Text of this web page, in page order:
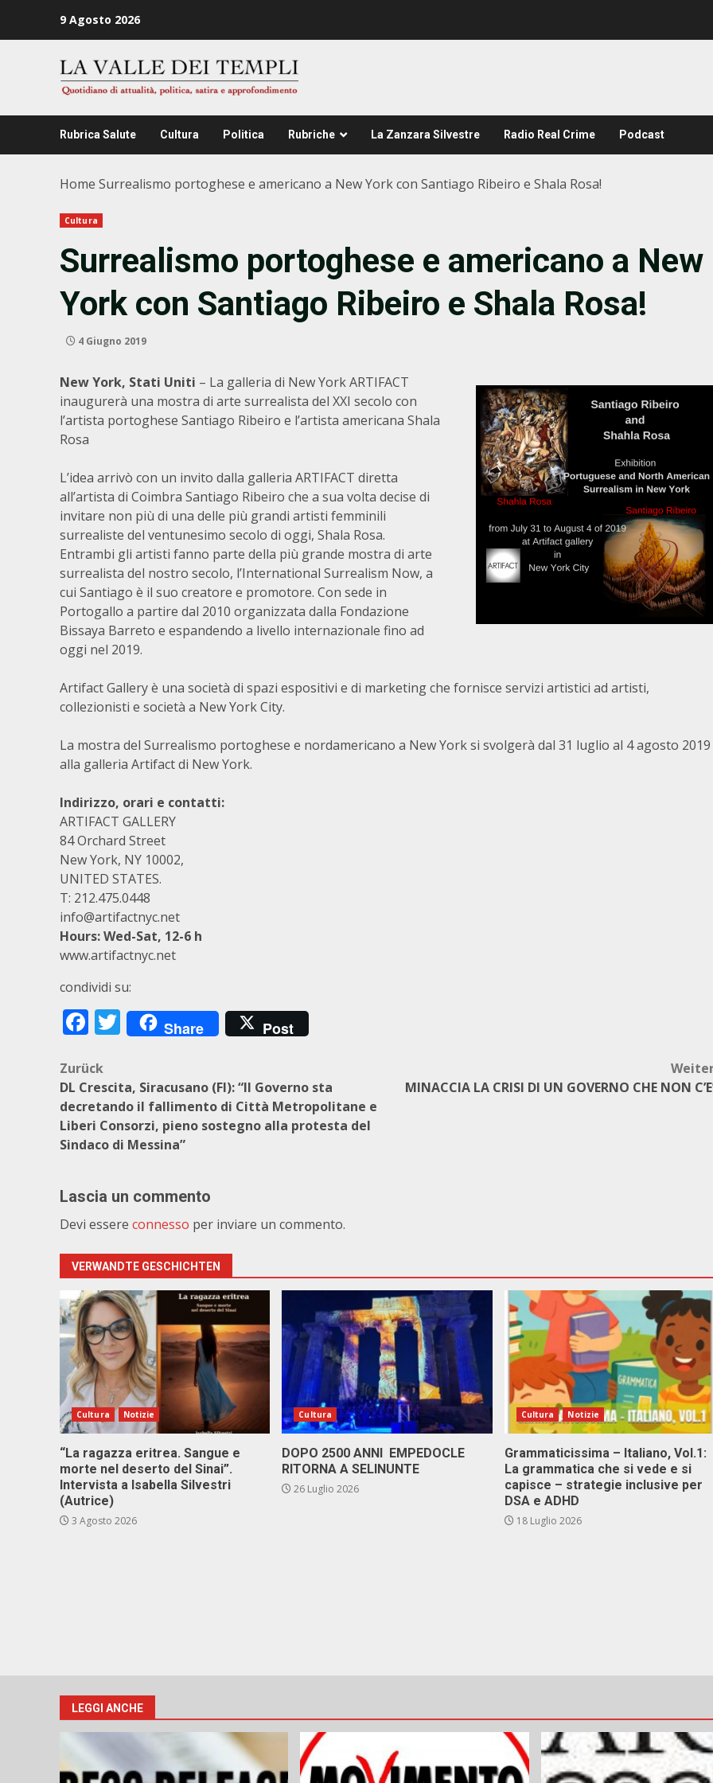
9 Agosto 2026
Rubrica Salute Cultura Politica Rubriche La Zanzara Silvestre Radio Real Crime Podcast
Home Surrealismo portoghese e americano a New York con Santiago Ribeiro e Shala Rosa!
Cultura
Surrealismo portoghese e americano a New
York con Santiago Ribeiro e Shala Rosa!
4 Giugno 2019
New York, Stati Uniti – La galleria di New York ARTIFACT
inaugurerà una mostra di arte surrealista del XXI secolo con
l’artista portoghese Santiago Ribeiro e l’artista americana Shala
Rosa
L’idea arrivò con un invito dalla galleria ARTIFACT diretta
all’artista di Coimbra Santiago Ribeiro che a sua volta decise di
invitare non più di una delle più grandi artisti femminili
surrealiste del ventunesimo secolo di oggi, Shala Rosa.
Entrambi gli artisti fanno parte della più grande mostra di arte
surrealista del nostro secolo, l’International Surrealism Now, a
cui Santiago è il suo creatore e promotore. Con sede in
Portogallo a partire dal 2010 organizzata dalla Fondazione
Bissaya Barreto e espandendo a livello internazionale fino ad
oggi nel 2019.
Artifact Gallery è una società di spazi espositivi e di marketing che fornisce servizi artistici ad artisti,
collezionisti e società a New York City.
La mostra del Surrealismo portoghese e nordamericano a New York si svolgerà dal 31 luglio al 4 agosto 2019
alla galleria Artifact di New York.
Indirizzo, orari e contatti:
ARTIFACT GALLERY
84 Orchard Street
New York, NY 10002,
UNITED STATES.
T: 212.475.0448
info@artifactnyc.net
Hours: Wed-Sat, 12-6 h
www.artifactnyc.net
condividi su:
Facebook
Twitter
Share Post
Beitragsnavigation
Zurück
DL Crescita, Siracusano (FI): “Il Governo sta
decretando il fallimento di Città Metropolitane e
Liberi Consorzi, pieno sostegno alla protesta del
Sindaco di Messina”
MINACCIA LA CRISI DI UN GOVERNO CHE NON
Lascia un commento
Devi essere connesso per inviare un commento.
VERWANDTE GESCHICHTEN
Cultura Notizie
“La ragazza eritrea. Sangue e
morte nel deserto del Sinai”.
Intervista a Isabella Silvestri
(Autrice)
3 Agosto 2026
Cultura
DOPO 2500 ANNI EMPEDOCLE
RITORNA A SELINUNTE
26 Luglio 2026
Cultura Notizie
Grammaticissima – Italiano, Vol.1:
La grammatica che si vede e si
capisce – strategie inclusive per
DSA e ADHD
18 Luglio 2026
LEGGI ANCHE